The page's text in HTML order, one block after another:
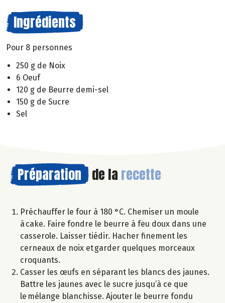
Ingrédients
Pour 8 personnes
250 g de Noix
6 Oeuf
120 g de Beurre demi-sel
150 g de Sucre
Sel
Préparation de la recette
Préchauffer le four à 180 °C. Chemiser un moule
à cake. Faire fondre le beurre à feu doux dans une
casserole. Laisser tiédir. Hacher finement les
cerneaux de noix et garder quelques morceaux
croquants.
Casser les œufs en séparant les blancs des jaunes.
Battre les jaunes avec le sucre jusqu’à ce que
le mélange blanchisse. Ajouter le beurre fondu